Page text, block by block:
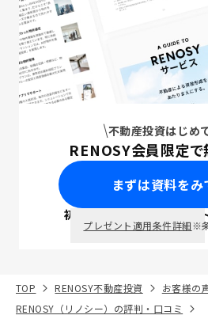
不動産投資はじめ
RENOSY会員限定で
まずは資料をみ
初回面談で ポイン
プレゼント適用条件詳細※
TOP RENOSY不動産投資
お客様の
RENOSY（リノシー）の評判・口コミ